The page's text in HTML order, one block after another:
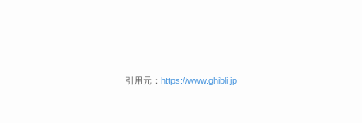
引用元： https://www.ghibli.jp